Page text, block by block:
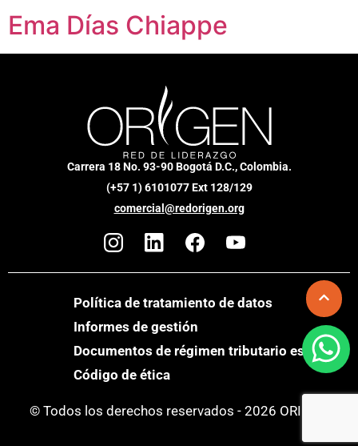
Ema Días Chiappe
Carrera 18 No. 93-90 Bogotá D.C., Colombia.
(+57 1) 6101077 Ext 128/129
comercial@redorigen.org
Política de tratamiento de datos
Informes de gestión
Documentos de régimen tributario especial
Código de ética
© Todos los derechos reservados - 2026 ORIGEN